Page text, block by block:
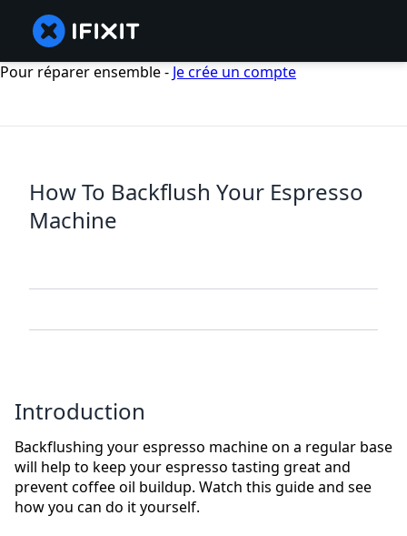
Pour réparer ensemble - Je crée un compte
How To Backflush Your Espresso
Machine
Introduction
Backflushing your espresso machine on a regular base
will help to keep your espresso tasting great and
prevent coffee oil buildup. Watch this guide and see
how you can do it yourself.